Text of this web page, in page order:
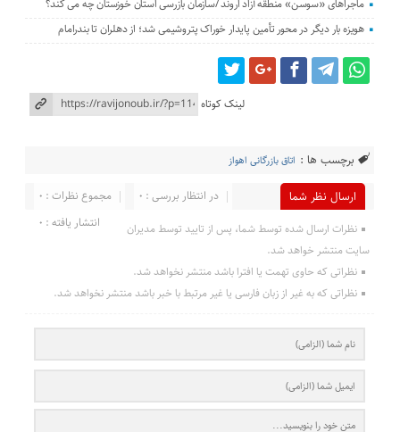
ماجراهای «سوسن» منطقه آزاد اروند /سازمان بازرسی استان خوزستان چه می کند؟
هویزه بار دیگر در محور تأمین پایدار خوراک پتروشیمی شد؛ از دهلران تا بندرامام
لینک کوتاه
برچسب ها : اتاق بازرگانی اهواز
ارسال نظر شما مجموع نظرات : 0
در انتظار بررسی : 0
انتشار یافته : 0
نظرات ارسال شده توسط شما، پس از تایید توسط مدیران
سایت منتشر خواهد شد.
نظراتی که حاوی تهمت یا افترا باشد منتشر نخواهد شد.
نظراتی که به غیر از زبان فارسی یا غیر مرتبط با خبر باشد منتشر نخواهد شد.